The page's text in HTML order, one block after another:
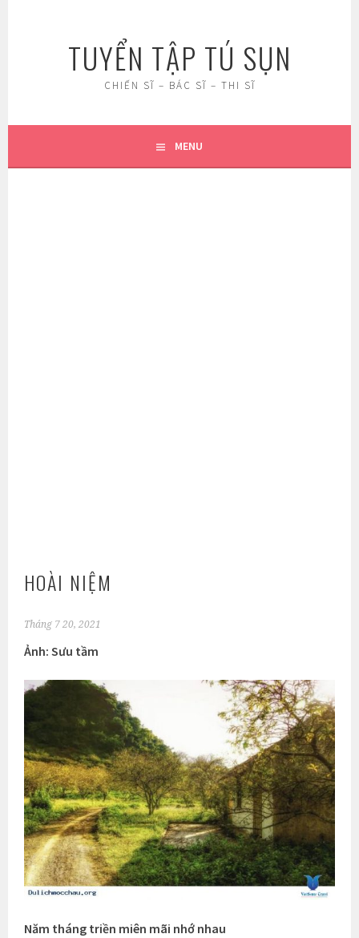
TUYỂN TẬP TÚ SỤN
CHIẾN SĨ – BÁC SĨ – THI SĨ
MENU
HOÀI NIỆM
Tháng 7 20, 2021
Ảnh: Sưu tầm
Năm tháng triền miên mãi nhớ nhau